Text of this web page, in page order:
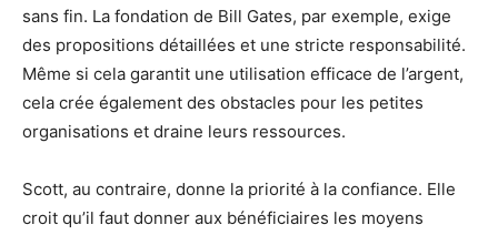
sans fin. La fondation de Bill Gates, par exemple, exige
des propositions détaillées et une stricte responsabilité.
Même si cela garantit une utilisation efficace de l’argent,
cela crée également des obstacles pour les petites
organisations et draine leurs ressources.
Scott, au contraire, donne la priorité à la confiance. Elle
croit qu’il faut donner aux bénéficiaires les moyens